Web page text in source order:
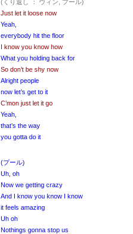
(くり返し ： ウィン, プール)
Just let it loose now
Yeah,
everybody hit the floor
I know you know how
What you holding back for
So don’t be shy now
Alright people
now let’s get to it
C’mon just let it go
Yeah,
that’s the way
you gotta do it
(プール)
Uh, oh
Now we getting crazy
And I know you know I know
it feels amazing
Uh oh
Nothings gonna stop us